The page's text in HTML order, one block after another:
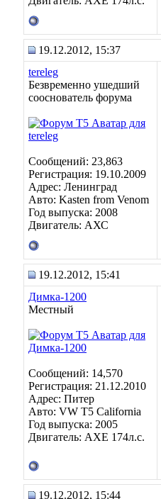
19.12.2012, 15:37
tereleg
Безвременно ушедший
сооснователь форума
Сообщений: 23,863
Регистрация: 19.10.2009
Адрес: Ленинград
Авто: Kasten from Venom
Год выпуска: 2008
Двигатель: АХС
19.12.2012, 15:41
Димка-1200
Местный
Сообщений: 14,570
Регистрация: 21.12.2010
Адрес: Питер
Авто: VW T5 California
Год выпуска: 2005
Двигатель: AXE 174л.с.
19.12.2012, 15:44